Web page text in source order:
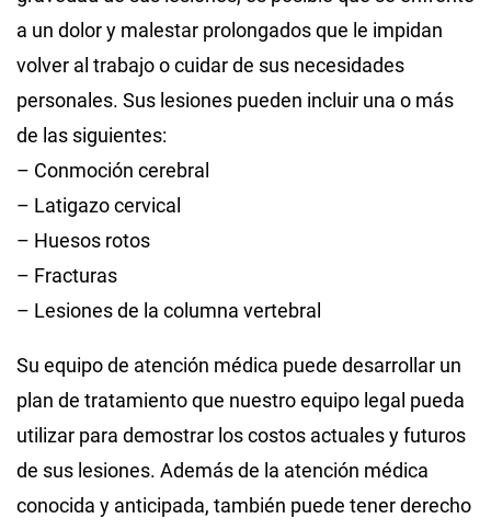
a un dolor y malestar prolongados que le impidan
volver al trabajo o cuidar de sus necesidades
personales. Sus lesiones pueden incluir una o más
de las siguientes:
– Conmoción cerebral
– Latigazo cervical
– Huesos rotos
– Fracturas
– Lesiones de la columna vertebral
Su equipo de atención médica puede desarrollar un
plan de tratamiento que nuestro equipo legal pueda
utilizar para demostrar los costos actuales y futuros
de sus lesiones. Además de la atención médica
conocida y anticipada, también puede tener derecho